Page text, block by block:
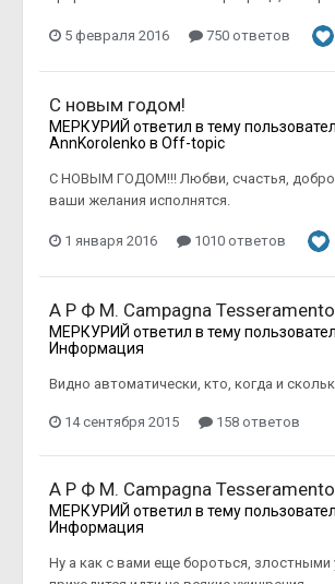
5 февраля 2016 750 ответов
C новым годом!
МЕРКУРИЙ ответил в тему
AnnKorolenko в Off-topic
С НОВЫМ ГОДОМ!!! Любви, счастья,
ваши желания исполнятся.
1 января 2016 1010 ответов
А Р Ф М. Campagna
МЕРКУРИЙ ответил в тему
Информация
Видно автоматически, кто, когда и
14 сентября 2015 158 ответов
А Р Ф М. Campagna
МЕРКУРИЙ ответил в тему
Информация
Ну а как с вами еще бороться, злостными